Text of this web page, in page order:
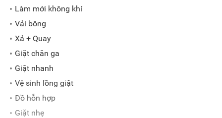
Làm mới không khí
Vải bông
Xả + Quay
Giặt chăn ga
Giặt nhanh
Vệ sinh lồng giặt
Đồ hỗn hợp
Giặt nhẹ